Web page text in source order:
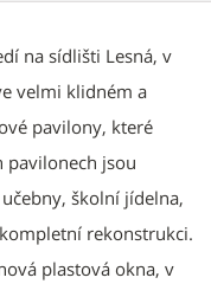
na sídlišti Lesná, v
velmi klidném a
pavilony, které
jsou
školní jídelna,
rekonstrukci.
plastová okna, v